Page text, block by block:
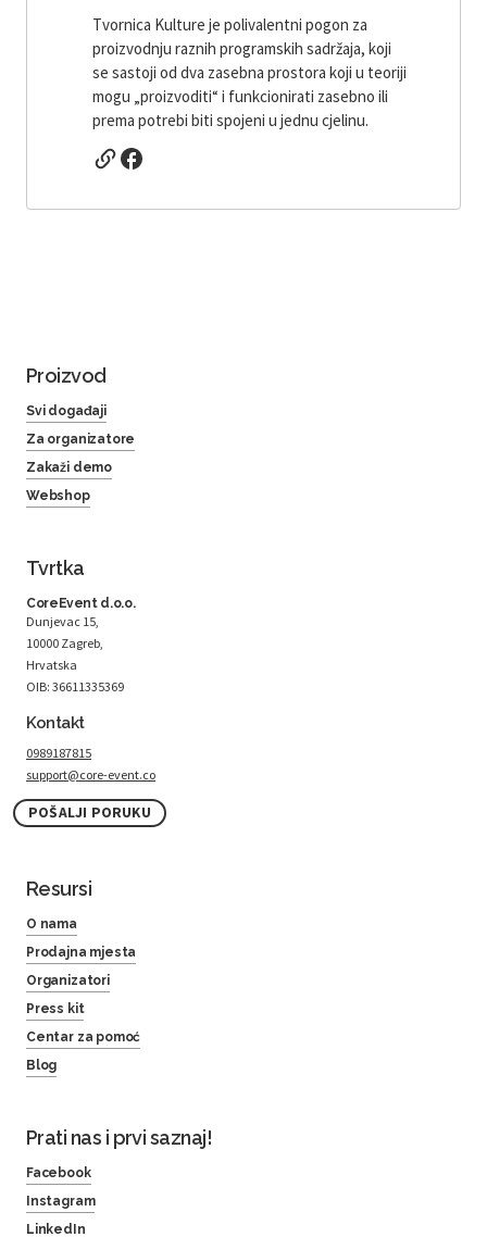
Tvornica Kulture je polivalentni pogon za
proizvodnju raznih programskih sadržaja, koji
se sastoji od dva zasebna prostora koji u teoriji
mogu „proizvoditi“ i funkcionirati zasebno ili
prema potrebi biti spojeni u jednu cjelinu.
Proizvod
Svi događaji
Za organizatore
Zakaži demo
Webshop
Tvrtka
CoreEvent d.o.o.
Dunjevac 15,
10000 Zagreb,
Hrvatska
OIB: 36611335369
Kontakt
0989187815
support@core-event.co
POŠALJI PORUKU
Resursi
O nama
Prodajna mjesta
Organizatori
Press kit
Centar za pomoć
Blog
Prati nas i prvi saznaj!
Facebook
Instagram
LinkedIn